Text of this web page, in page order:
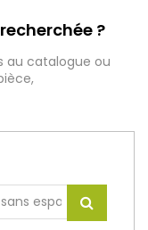
?
au catalogue ou